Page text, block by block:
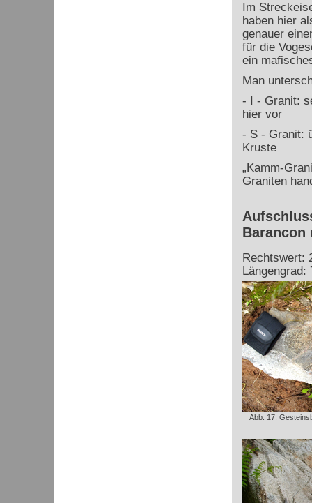
Im
haben hier
genauer
für die
ein
Man
- I - Granit:
hier vor
- S - Granit:
Kruste
„Kamm-
Graniten
Barancon
Rechtswert:
Längengrad:
Abb. 17: